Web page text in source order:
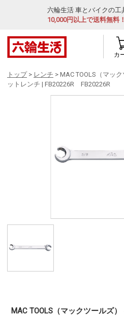
六輪生活 車とバイクの
10,000円以上で送料無料
カ
トップ> レンチ > MAC TOOLS（マッ
ットレンチ | FB20226R FB20226R
MAC TOOLS（マックツールズ